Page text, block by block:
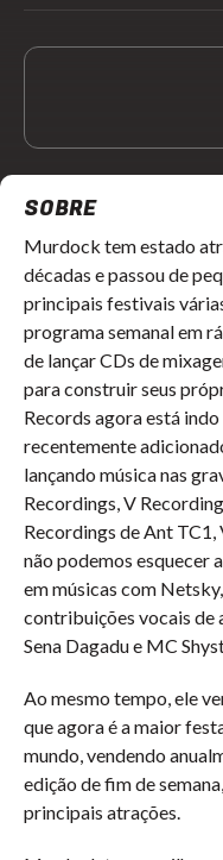
SOBRE
Murdock tem estado
décadas e passou de
principais festivais
programa semanal em
de lançar CDs de
para construir seus
Records agora está
recentemente
lançando música nas
Recordings, V
Recordings de Ant
não podemos esquecer
em músicas com
contribuições vocais de
Sena Dagadu e MC
Ao mesmo tempo, ele
que agora é a maior
mundo, vendendo
edição de fim de
principais atrações.